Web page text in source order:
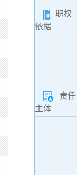
职权
依据
责任
主体